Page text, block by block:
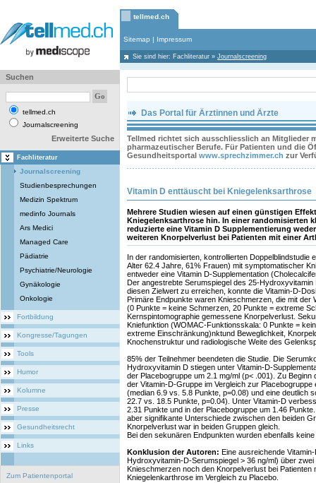
tellmed.ch
Sitemap | Impressum
Sie sind hier: Fachliteratur » Journalscreening
Suchen
tellmed.ch
Journalscreening
Erweiterte Suche
Fachliteratur
Journalscreening
Studienbesprechungen
Medizin Spektrum
medinfo Journals
Ars Medici
Managed Care
Pädiatrie
Psychiatrie/Neurologie
Gynäkologie
Onkologie
Fortbildung
Kongresse/Tagungen
Tools
Humor
Kolumne
Presse
Gesundheitsrecht
Links
Zum Patientenportal
Das Portal für Ärztinnen und Ärzte
Tellmed richtet sich ausschliesslich an Mitglieder
pharmazeutischer Berufe. Für Patienten und die
Gesundheitsportal www.sprechzimmer.ch zur
Vitamin D enttäuscht bei Kniegelenksarthrose
Mehrere Studien wiesen auf einen günstigen
Kniegelenksarthrose hin. In einer randomisierten
reduzierte eine Vitamin D Supplementierung
weiteren Knorpelverlust bei Patienten mit einer
In der randomisierten, kontrollierten Doppelblindstudie
Alter 62.4 Jahre, 61% Frauen) mit symptomatischer
entweder eine Vitamin D-Supplementation
Der angestrebte Serumspiegel des 25-Hydroxyvitamin
diesen Zielwert zu erreichen, konnte die Vitamin-D-
Primäre Endpunkte waren Knieschmerzen, die mit der
(0 Punkte = keine Schmerzen, 20 Punkte = extreme
Kernspintomographie gemessene Knorpelverlust.
Kniefunktion (WOMAC-Funktionsskala: 0 Punkte =
extreme Einschränkung)nktund Beweglichkeit,
Knochenstruktur und radiologische Weite des
85% der Teilnehmer beendeten die Studie. Die
Hydroxyvitamin D stiegen unter Vitamin-D-
der Placebogruppe um 2.1 mg/ml (p< .001). Zu Beginn
der Vitamin-D-Gruppe im Vergleich zur
(median 6.9 vs. 5.8 Punkte, p=0.08) und eine deutlich
22.7 vs. 18.5 Punkte, p=0.04). Unter Vitamin-D
2.31 Punkte und in der Placebogruppe um 1.46
aber signifikante Unterschiede zwischen den beiden
Knorpelverlust war in beiden Gruppen gleich.
Bei den sekunären Endpunkten wurden ebenfalls
Konklusion der Autoren: Eine ausreichende
Hydroxyvitamin-D-Serumspiegel > 36 ng/ml) über
Knieschmerzen noch den Knorpelverlust bei Patienten
Kniegelenkarthrose im Vergleich zu Placebo.